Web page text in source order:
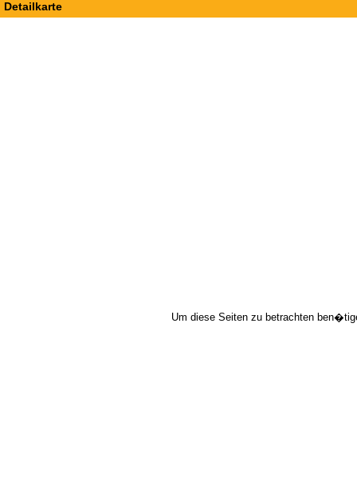
Detailkarte
Um diese Seiten zu betrachten